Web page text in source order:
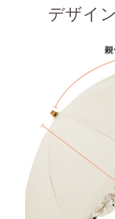
デザイ